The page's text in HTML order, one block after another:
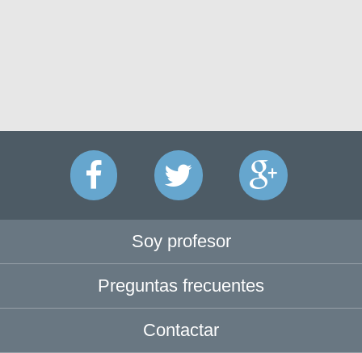
Soy profesor
Preguntas frecuentes
Contactar